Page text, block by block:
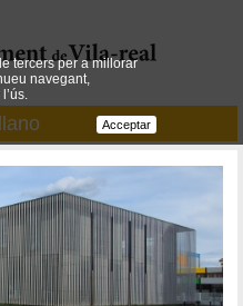
tercers per a millorar
navegant,
Acceptar